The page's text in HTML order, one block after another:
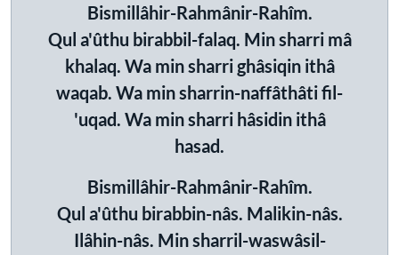
Bismillâhir-Rahmânir-Rahîm.
Qul a'ûthu birabbil-falaq. Min sharri mâ
khalaq. Wa min sharri ghâsiqin ithâ
waqab. Wa min sharrin-naffâthâti fil-
'uqad. Wa min sharri hâsidin ithâ
hasad.
Bismillâhir-Rahmânir-Rahîm.
Qul a'ûthu birabbin-nâs. Malikin-nâs.
Ilâhin-nâs. Min sharril-waswâsil-